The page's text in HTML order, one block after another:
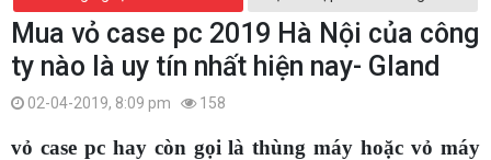
Mua vỏ case pc 2019 Hà Nội của công
ty nào là uy tín nhất hiện nay- Gland
02-04-2019, 8:09 pm 158
vỏ case pc hay còn gọi là thùng máy hoặc vỏ máy